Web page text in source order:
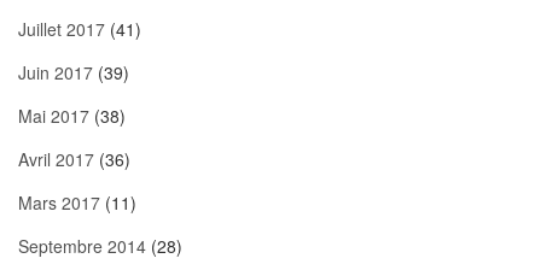
Juillet 2017 (41)
Juin 2017 (39)
Mai 2017 (38)
Avril 2017 (36)
Mars 2017 (11)
Septembre 2014 (28)